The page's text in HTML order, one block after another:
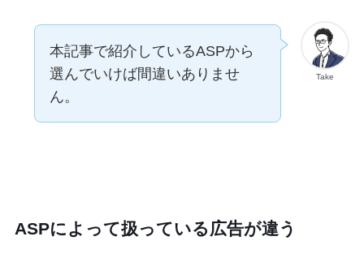
Take
本記事で紹介しているASPから
選んでいけば間違いありませ
ん。
ASPによって扱っている広告が違う